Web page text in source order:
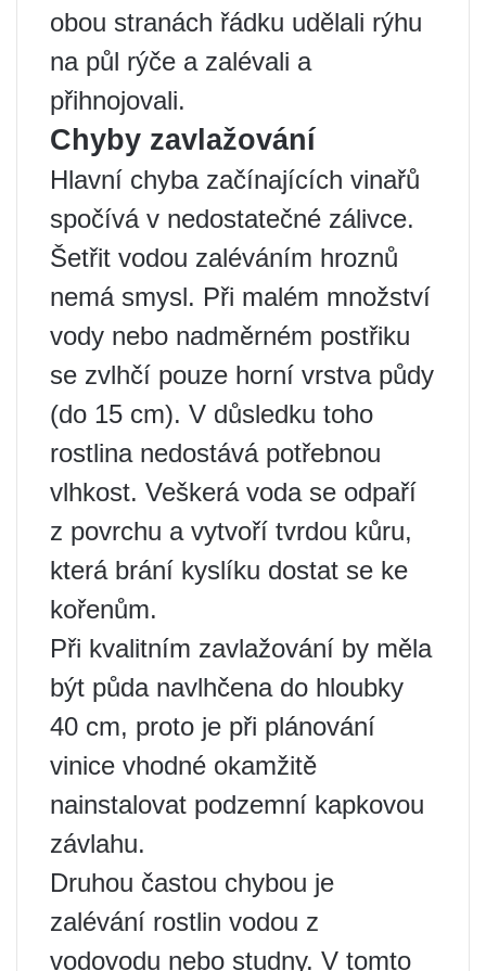
obou stranách řádku udělali rýhu
na půl rýče a zalévali a
přihnojovali.
Chyby zavlažování
Hlavní chyba začínajících vinařů
spočívá v nedostatečné zálivce.
Šetřit vodou zaléváním hroznů
nemá smysl. Při malém množství
vody nebo nadměrném postřiku
se zvlhčí pouze horní vrstva půdy
(do 15 cm). V důsledku toho
rostlina nedostává potřebnou
vlhkost. Veškerá voda se odpaří
z povrchu a vytvoří tvrdou kůru,
která brání kyslíku dostat se ke
kořenům.
Při kvalitním zavlažování by měla
být půda navlhčena do hloubky
40 cm, proto je při plánování
vinice vhodné okamžitě
nainstalovat podzemní kapkovou
závlahu.
Druhou častou chybou je
zalévání rostlin vodou z
vodovodu nebo studny. V tomto